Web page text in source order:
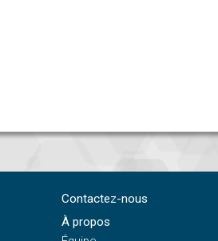
Contactez-nous
À propos